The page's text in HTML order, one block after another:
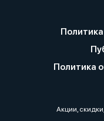
Политика
Акции,